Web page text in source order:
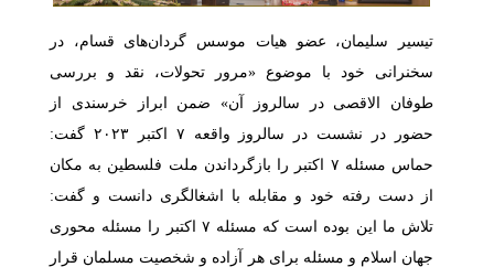
تیسیر سلیمان، عضو هیات موسس گردان های قسام، در
سخنرانی خود با موضوع «مرور تحولات، نقد و بررسی
طوفان الاقصی در سالروز آن» ضمن ابراز خرسندی از
حضور در نشست در سالروز واقعه۷ اکتبر ۲۰۲۳ گفت:
حماس مسئله۷
اکتبر را بازگرداندن ملت فلسطین به مکان
از دست رفته خود و مقابله با اشغالگری دانست و گفت:
تلاش ما این بوده است که مسئله۷
اکتبر را مسئله محوری
جهان اسلام و مسئله برای هر آزاده و شخصیت مسلمان قرار